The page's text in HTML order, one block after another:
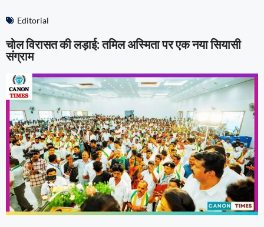
Editorial
चोल विरासत की लड़ाई: तमिल अस्मिता पर एक नया सियासी
संग्राम